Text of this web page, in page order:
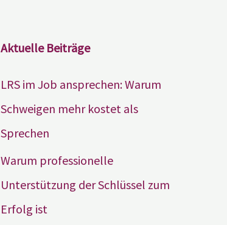
Aktuelle Beiträge
LRS im Job ansprechen: Warum
Schweigen mehr kostet als
Sprechen
Warum professionelle
Unterstützung der Schlüssel zum
Erfolg ist